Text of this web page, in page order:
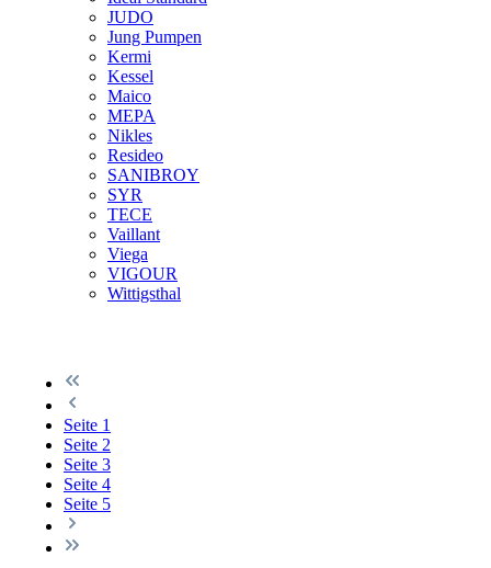
JUDO
Jung Pumpen
Kermi
Kessel
Maico
MEPA
Nikles
Resideo
SANIBROY
SYR
TECE
Vaillant
Viega
VIGOUR
Wittigsthal
Seite 1
Seite 2
Seite 3
Seite 4
Seite 5